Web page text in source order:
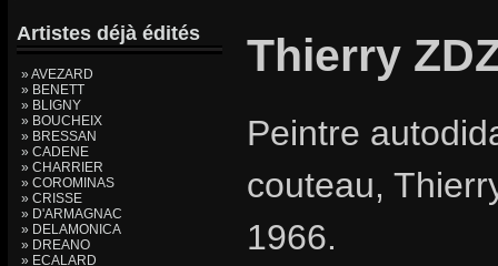
Artistes déjà édités
» AVEZARD
» BENETT
» BLIGNY
» BOUCHEIX
» BRESSAN
» CADENE
» CHARRIER
» COROMINAS
» CRISSE
» D'ARMAGNAC
» DELAMONICA
» DREANO
» ECALARD
Thierry
Peintre
couteau,
1966.